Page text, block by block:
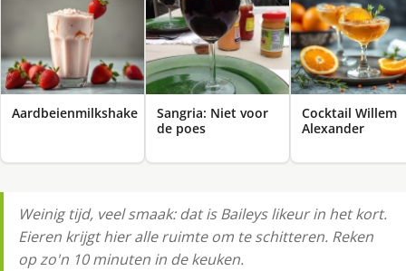
Aardbeienmilkshake
Sangria: Niet voor
de poes
Cocktail Willem
Alexander
Weinig tijd, veel smaak: dat is Baileys likeur in het kort.
Eieren krijgt hier alle ruimte om te schitteren. Reken
op zo'n 10 minuten in de keuken.